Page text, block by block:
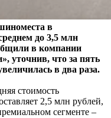
в
до 3,5 млн
в компании
уточнив, что за пять
в два раза.
стоимость
2,5 млн рублей,
сегменте –